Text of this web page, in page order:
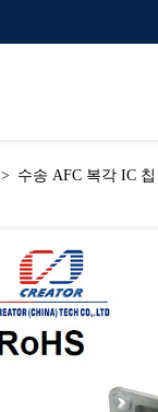
> 수송 AFC 복각 IC